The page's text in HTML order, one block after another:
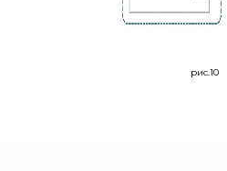
рис.10